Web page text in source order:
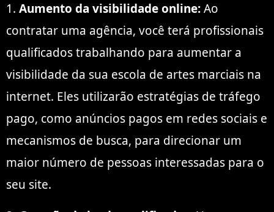
1. Aumento da visibilidade online:Ao
contratar uma agência, você terá profissionais
qualificados trabalhando para aumentar a
visibilidade da sua escola de artes marciais na
internet. Eles utilizarão estratégias de tráfego
pago, como anúncios pagos em redes sociais e
mecanismos de busca, para direcionar um
maior número de pessoas interessadas para o
seu site.